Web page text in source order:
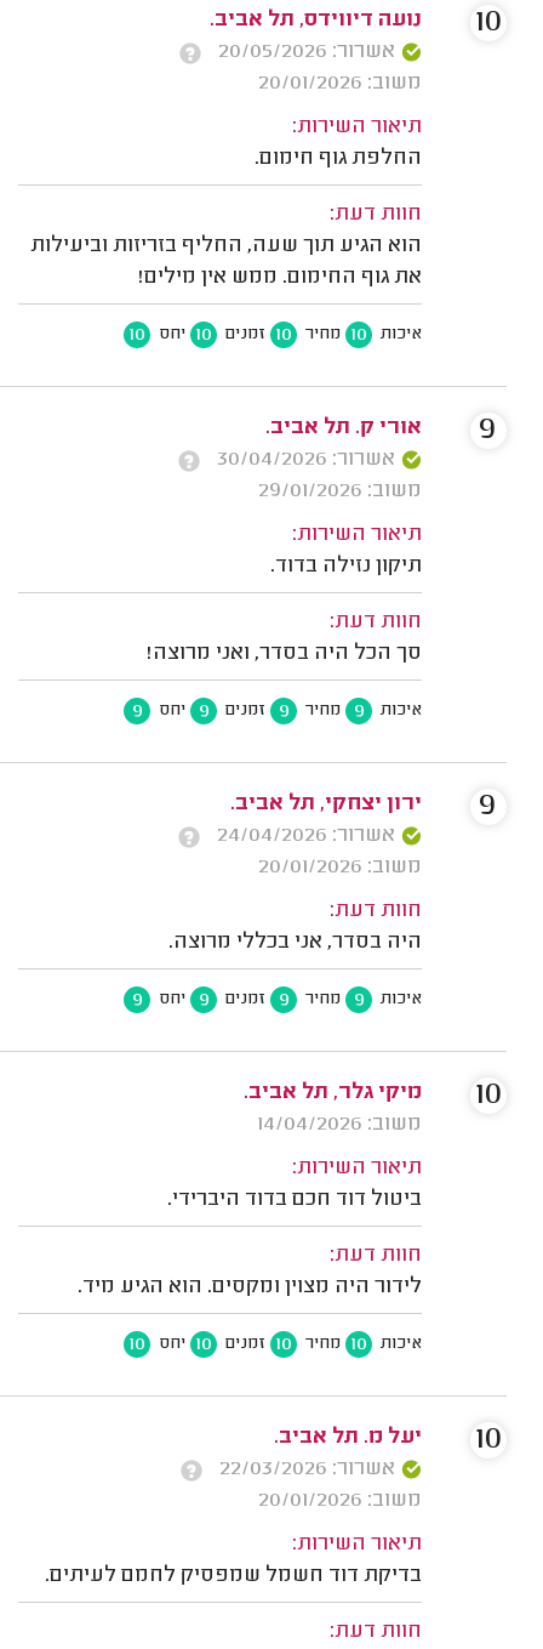
נועה דיווידס, תל אביב.
אשרור: 20/05/2026
משוב: 20/01/2026
תיאור השירות:
החלפת גוף חימום.
חוות דעת:
הוא הגיע תוך שעה, החליף בזריזות וביעילות
את גוף החימום. ממש אין מילים!
איכות 10 מחיר 10 זמנים 10 יחס 10
10
אורי ק. תל אביב.
אשרור: 30/04/2026
משוב: 29/01/2026
תיאור השירות:
תיקון נזילה בדוד.
חוות דעת:
סך הכל היה בסדר, ואני מרוצה!
איכות 9 מחיר 9 זמנים 9 יחס 9
9
ירון יצחקי, תל אביב.
אשרור: 24/04/2026
משוב: 20/01/2026
חוות דעת:
היה בסדר, אני בכללי מרוצה.
איכות 9 מחיר 9 זמנים 9 יחס 9
9
מיקי גלר, תל אביב.
משוב: 14/04/2026
תיאור השירות:
ביטול דוד חכם בדוד היברידי.
חוות דעת:
לידור היה מצוין ומקסים. הוא הגיע מיד.
איכות 10 מחיר 10 זמנים 10 יחס 10
10
יעל מ. תל אביב.
אשרור: 22/03/2026
משוב: 20/01/2026
תיאור השירות:
בדיקת דוד חשמל שמפסיק לחמם לעיתים.
חוות דעת:
10